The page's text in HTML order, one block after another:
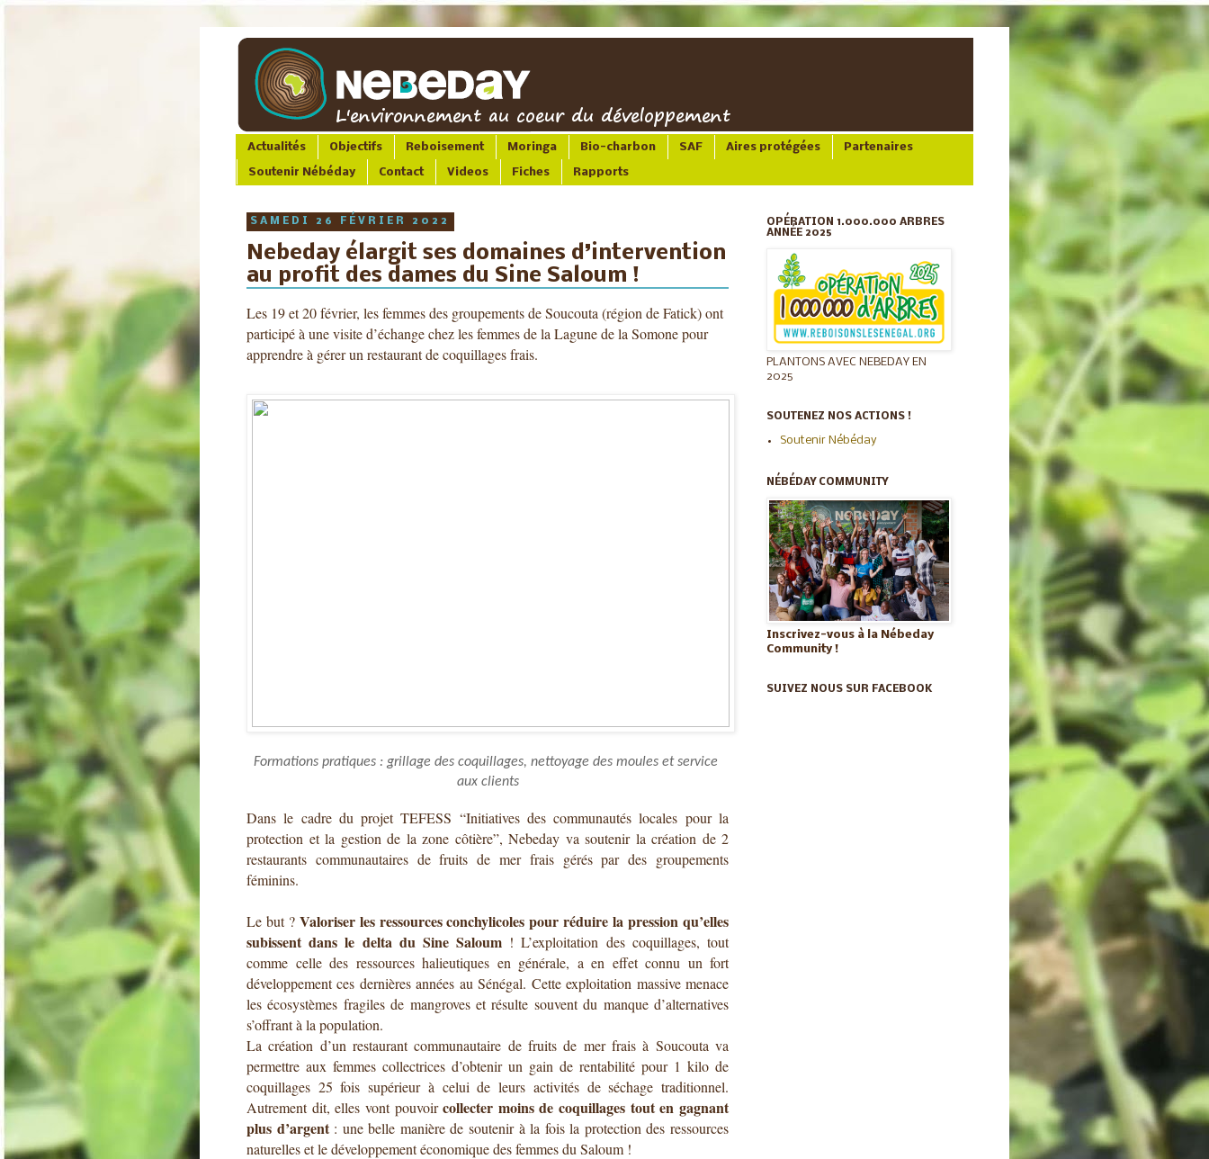
Actualités Objectifs Reboisement Moringa Bio-charbon SAF Aires protégées Partenaires
Soutenir Nébéday Contact Videos Fiches Rapports
SAMEDI 26 FÉVRIER 2022
Nebeday élargit ses domaines d’intervention
au profit des dames du Sine Saloum !
Les 19 et 20 février, les femmes des groupements de Soucouta (région de Fatick) ont
participé à une visite d’échange chez les femmes de la Lagune de la Somone pour
apprendre à gérer un restaurant de coquillages frais.
Formations pratiques : grillage des coquillages, nettoyage des moules et service
aux clients
Dans le cadre du projet TEFESS “Initiatives des communautés locales pour la
protection et la gestion de la zone côtière”, Nebeday va soutenir la création de 2
restaurants communautaires de fruits de mer frais gérés par des groupements
féminins.
Le but ? Valoriser les ressources conchylicoles pour réduire la pression qu’elles
subissent dans le delta du Sine Saloum ! L’exploitation des coquillages, tout
comme celle des ressources halieutiques en générale, a en effet connu un fort
développement ces dernières années au Sénégal. Cette exploitation massive menace
les écosystèmes fragiles de mangroves et résulte souvent du manque d’alternatives
s’offrant à la population.
La création d’un restaurant communautaire de fruits de mer frais à Soucouta va
permettre aux femmes collectrices d’obtenir un gain de rentabilité pour 1 kilo de
coquillages 25 fois supérieur à celui de leurs activités de séchage traditionnel.
Autrement dit, elles vont pouvoir collecter moins de coquillages tout en gagnant
plus d’argent : une belle manière de soutenir à la fois la protection des ressources
naturelles et le développement économique des femmes du Saloum !
OPÉRATION 1.000.000 ARBRES
ANNÉE 2025
PLANTONS AVEC NEBEDAY EN
2025
SOUTENEZ NOS ACTIONS !
Soutenir Nébéday
NÉBÉDAY COMMUNITY
Inscrivez-vous à la Nébeday
Community !
SUIVEZ NOUS SUR FACEBOOK